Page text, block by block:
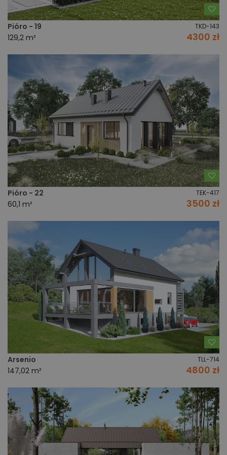
Pióro - 19 TKD-143
129,2 m² 4300 zł
Pióro - 22 TEK-417
60,1 m² 3500 zł
Arsenio TLL-714
147,02 m² 4800 zł